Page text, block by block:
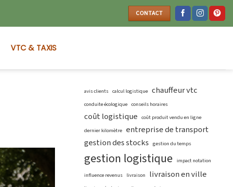
CONTACT
VTC & TAXIS
avis clients calcul logistique chauffeur vtc
conduite écologique conseils horaires
coût logistique coût produit vendu en ligne
dernier kilomètre entreprise de transport
gestion des stocks gestion du temps
gestion logistique
impact notation
influence revenus livraison livraison en ville